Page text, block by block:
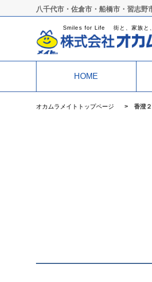
八千代市・佐倉市・船橋市・習志
Smiles for Life 街と、家族と
HOME
オカムラメイトトップページ 香澄